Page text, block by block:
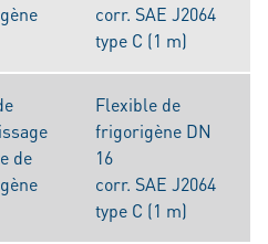
corr. SAE J2064
type C (1 m)
de
Flexible de
frigorigène DN
16
corr. SAE J2064
type C (1 m)